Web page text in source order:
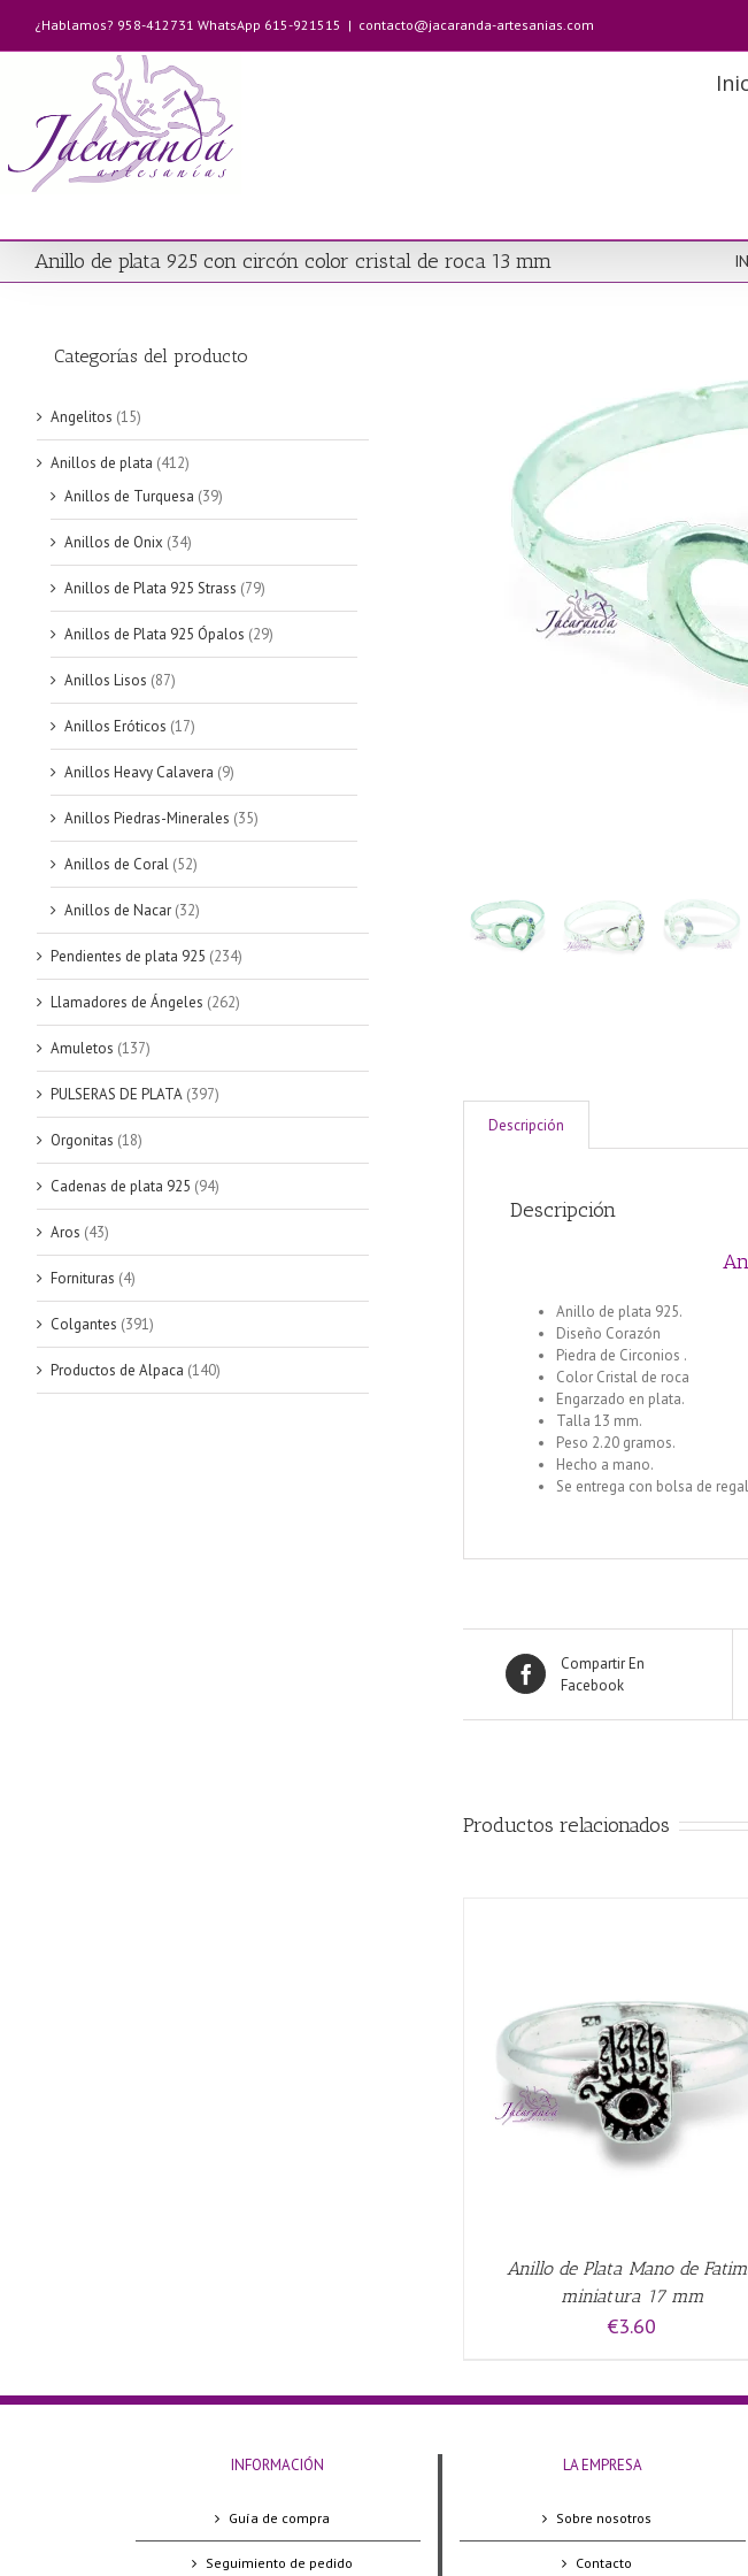
contenido
¿Hablamos? 958-412731 WhatsApp 615-921515 | contacto@jacaranda-artesanias.com
Anillo de plata 925 con circón color cristal de roca 13 mm
Descripción
Descripción
Anillo de plata 925.
Diseño Corazón
Piedra de Circonios .
Color Cristal de roca
Engarzado en plata.
Talla 13 mm.
Peso 2.20 gramos.
Hecho a mano.
Se entrega con bolsa de
Compartir En
Facebook
Productos relacionados
Anillo de Plata Mano de
miniatura 17 mm
€3.60
QUICK VIEW
Categorías del producto
Angelitos (15)
Anillos de plata (412)
Anillos de Turquesa (39)
Anillos de Onix (34)
Anillos de Plata 925 Strass (79)
Anillos de Plata 925 Ópalos (29)
Anillos Lisos (87)
Anillos Eróticos (17)
Anillos Heavy Calavera (9)
Anillos Piedras-Minerales (35)
Anillos de Coral (52)
Anillos de Nacar (32)
Pendientes de plata 925 (234)
Llamadores de Ángeles (262)
Amuletos (137)
PULSERAS DE PLATA (397)
Orgonitas (18)
Cadenas de plata 925 (94)
Aros (43)
Fornituras (4)
Colgantes (391)
Productos de Alpaca (140)
INFORMACIÓN
Guía de compra
Seguimiento de pedido
LA EMPRESA
Sobre nosotros
Contacto